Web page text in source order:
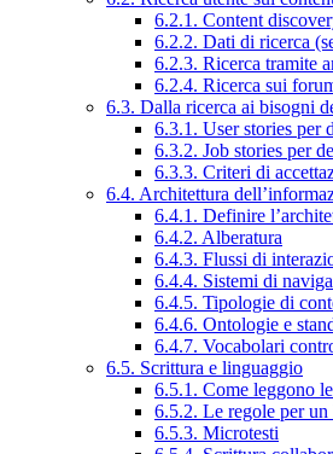
6.2.1. Content
6.2.2. Dati di ricerca
6.2.3. Ricerca tramite
6.2.4. Ricerca sui
6.3. Dalla ricerca ai bisogni
6.3.1. User stories per
6.3.2. Job stories per
6.3.3. Criteri di
6.4. Architettura
6.4.1. Definire
6.4.2. Alberatura
6.4.3. Flussi di
6.4.4. Sistemi di
6.4.5. Tipologie di
6.4.6. Ontologie e
6.4.7. Vocabolari
6.5. Scrittura e linguaggio
6.5.1. Come leggono
6.5.2. Le regole per
6.5.3. Microtesti